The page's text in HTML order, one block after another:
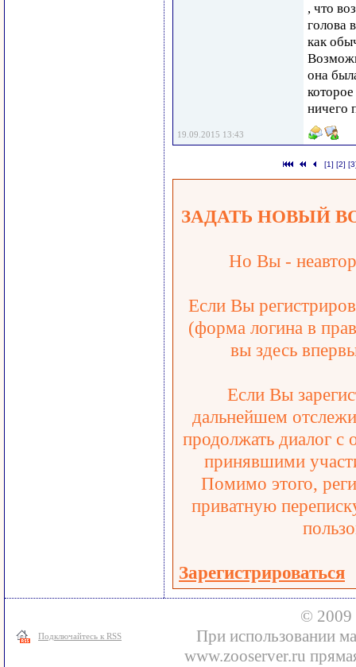
, что
голова
как
она
ничего
19.09.2015 13:43
[1] [2]
ЗАДАТЬ НОВЫЙ
Но Вы -
Если Вы
(форма логина в
вы здесь
Если Вы
дальнейшем
продолжать диалог с
принявшими
Помимо этого,
приватную
Зарегистрироваться
Подключайтесь к RSS
© 2009
При использовании
www.zooserver.ru